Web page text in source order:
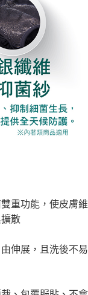
重功能，使皮膚維
散
伸展，且洗後不易